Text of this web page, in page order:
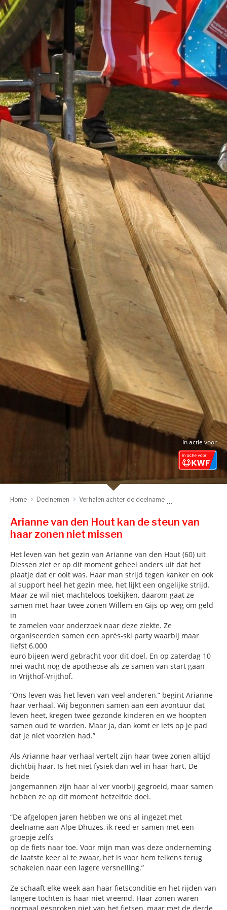
In actie voor
Home Deelnemen Verhalen achter de deelname
Arianne van den Hout kan de steun van
haar zonen niet missen
Het leven van het gezin van Arianne van den Hout (60) uit
Diessen ziet er op dit moment geheel anders uit dat het
plaatje dat er ooit was. Haar man strijd tegen kanker en ook
al support heel het gezin mee, het lijkt een ongelijke strijd.
Maar ze wil niet machteloos toekijken, daarom gaat ze
samen met haar twee zonen Willem en Gijs op weg om geld
in
te zamelen voor onderzoek naar deze ziekte. Ze
organiseerden samen een après-ski party waarbij maar
liefst 6.000
euro bijeen werd gebracht voor dit doel. En op zaterdag 10
mei wacht nog de apotheose als ze samen van start gaan
in Vrijthof-Vrijthof.
“Ons leven was het leven van veel anderen,” begint Arianne
haar verhaal. Wij begonnen samen aan een avontuur dat
leven heet, kregen twee gezonde kinderen en we hoopten
samen oud te worden. Maar ja, dan komt er iets op je pad
dat je niet voorzien had.”
Als Arianne haar verhaal vertelt zijn haar twee zonen altijd
dichtbij haar. Is het niet fysiek dan wel in haar hart. De
beide
jongemannen zijn haar al ver voorbij gegroeid, maar samen
hebben ze op dit moment hetzelfde doel.
“De afgelopen jaren hebben we ons al ingezet met
deelname aan Alpe Dhuzes, ik reed er samen met een
groepje zelfs
op de fiets naar toe. Voor mijn man was deze onderneming
de laatste keer al te zwaar, het is voor hem telkens terug
schakelen naar een lagere versnelling.”
Ze schaaft elke week aan haar fietsconditie en het rijden van
langere tochten is haar niet vreemd. Haar zonen waren